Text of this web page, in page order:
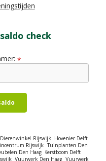
check
*
Dierenwinkel Rijswijk Hovenier Delft
Rijswijk Tuinplanten Den
Den Haag Kerstboom Delft
Vuurwerk Den Haag Vuurwerk